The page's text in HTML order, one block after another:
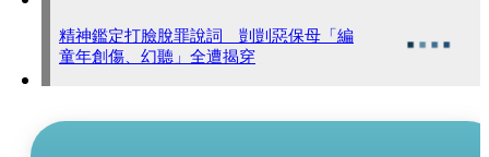
精神鑑定打臉脫罪說詞 剴剴惡保母「編
童年創傷、幻聽」全遭揭穿